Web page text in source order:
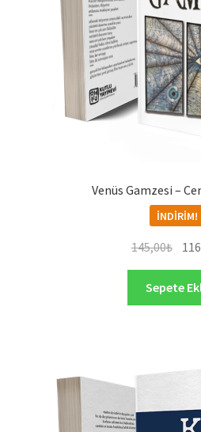
Venüs Gamzesi –
İNDIRIM!
145,00₺
fiyat:
Sepete